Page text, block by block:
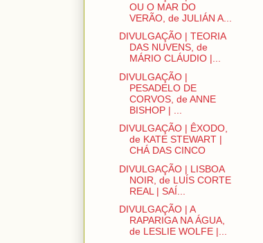
OU O MAR DO
VERÃO, de JULIÁN A...
DIVULGAÇÃO | TEORIA
DAS NUVENS, de
MÁRIO CLÁUDIO |...
DIVULGAÇÃO |
PESADELO DE
CORVOS, de ANNE
BISHOP | ...
DIVULGAÇÃO | ÊXODO,
de KATE STEWART |
CHÁ DAS CINCO
DIVULGAÇÃO | LISBOA
NOIR, de LUÍS CORTE
REAL | SAÍ...
DIVULGAÇÃO | A
RAPARIGA NA ÁGUA,
de LESLIE WOLFE |...